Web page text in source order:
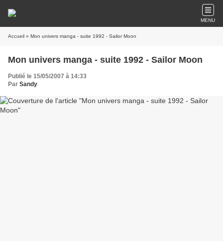
MENU
Accueil » Mon univers manga - suite 1992 - Sailor Moon
Mon univers manga - suite 1992 - Sailor Moon
Publié le 15/05/2007 à 14:33
Par Sandy